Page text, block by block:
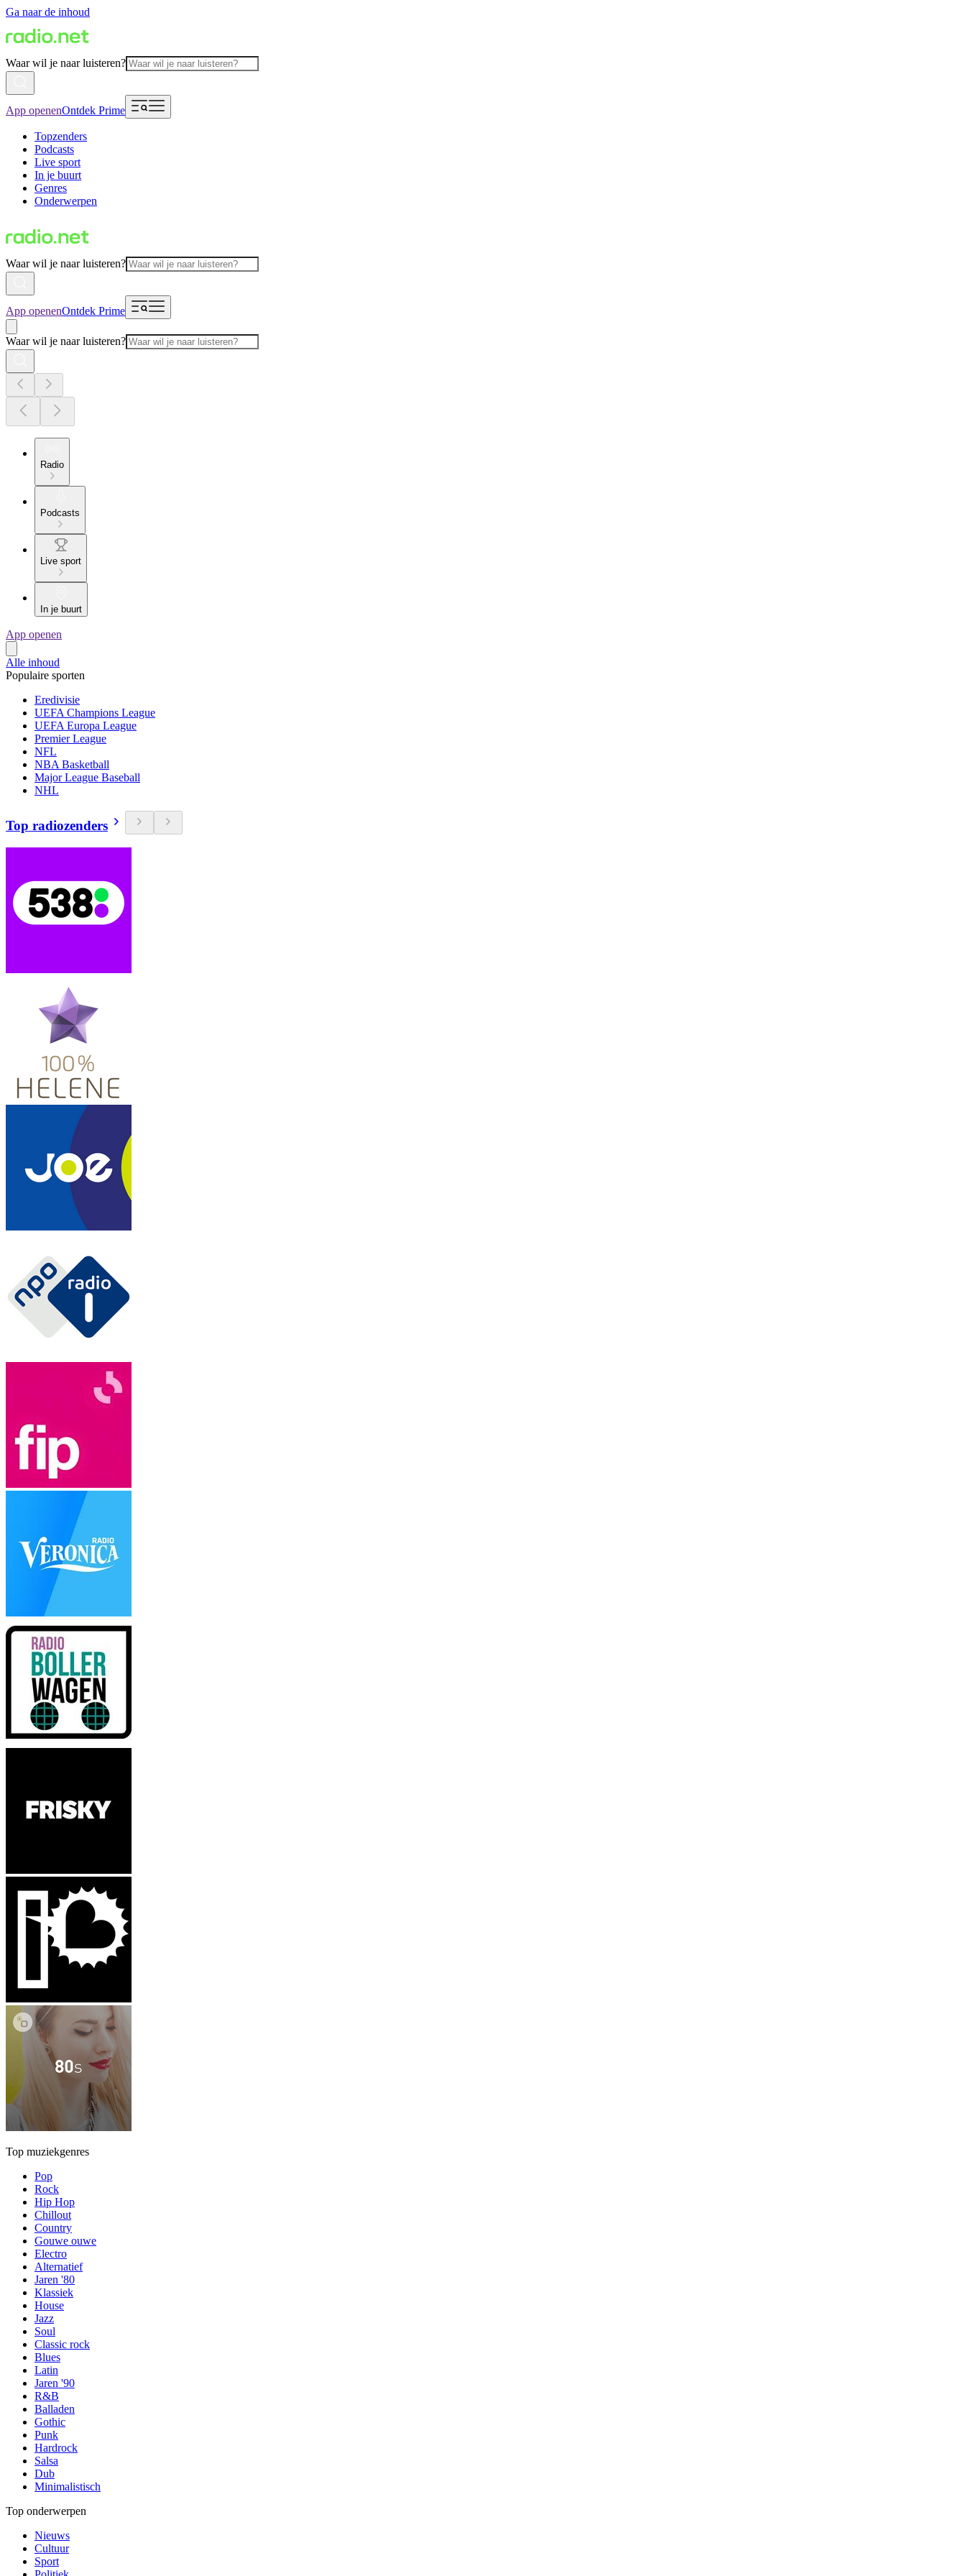
Ga naar de inhoud
Waar wil je naar luisteren?
App openenOntdek Prime
Topzenders
Podcasts
Live sport
In je buurt
Genres
Onderwerpen
Waar wil je naar luisteren?
App openenOntdek Prime
Waar wil je naar luisteren?
Radio
Podcasts
Live sport
In je buurt
App openen
Alle inhoud
Populaire sporten
Eredivisie
UEFA Champions League
UEFA Europa League
Premier League
NFL
NBA Basketball
Major League Baseball
NHL
Top radiozenders
Top muziekgenres
Pop
Rock
Hip Hop
Chillout
Country
Gouwe ouwe
Electro
Alternatief
Jaren '80
Klassiek
House
Jazz
Soul
Classic rock
Blues
Latin
Jaren '90
R&B
Balladen
Gothic
Punk
Hardrock
Salsa
Dub
Minimalistisch
Top onderwerpen
Nieuws
Cultuur
Sport